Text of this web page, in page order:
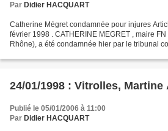
Par Didier HACQUART
Catherine Mégret condamnée pour injures
février 1998 . CATHERINE MEGRET , maire
Rhône), a été condamnée hier par le tribunal
24/01/1998 : Vitrolles, Martine
Publié le 05/01/2006 à 11:00
Par Didier HACQUART